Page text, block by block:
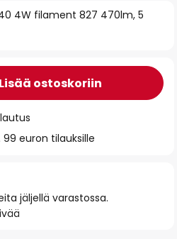
4W filament 827 470lm, 5
Lisää ostoskoriin
euron tilauksille
jäljellä varastossa.